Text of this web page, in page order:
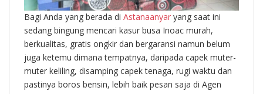
Bagi Anda yang berada di Astanaanyar yang saat ini
sedang bingung mencari kasur busa Inoac murah,
berkualitas, gratis ongkir dan bergaransi namun belum
juga ketemu dimana tempatnya, daripada capek muter-
muter keliling, disamping capek tenaga, rugi waktu dan
pastinya boros bensin, lebih baik pesan saja di Agen